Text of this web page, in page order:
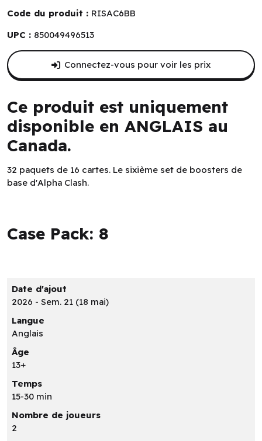
Code du produit : RISAC6BB
UPC : 850049496513
Ce produit est uniquement
disponible en ANGLAIS au
Canada.
32 paquets de 16 cartes. Le sixième set de boosters de
base d'Alpha Clash.
Case Pack: 8
Connectez-vous pour voir les prix
Date d'ajout
2026 - Sem. 21 (18 mai)
Langue
Anglais
Âge
13+
Temps
15-30 min
Nombre de joueurs
2